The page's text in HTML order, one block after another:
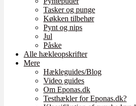
Tasker og punge
Køkken tilbehør
Pynt og nips
Jul
Påske
Alle hækleopskrifter
Mere
Hækleguides/Blog
Video guides
Om Eponas.dk
Testhækler for Eponas.dk?